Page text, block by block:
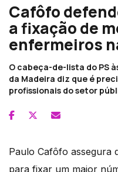
Cafôfo
a fixação de
enfermeiros
O cabeça-de-lista do PS
da Madeira diz que é
profissionais do setor
Paulo Cafôfo assegura
para fixar um maior